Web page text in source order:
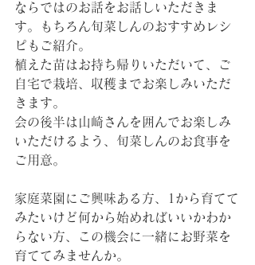
ならではのお話をお話しいただきま
す。もちろん旬菜しんのおすすめレシ
ピもご紹介。
植えた苗はお持ち帰りいただいて、ご
自宅で栽培、収穫までお楽しみいただ
きます。
会の後半は山崎さんを囲んでお楽しみ
いただけるよう、旬菜しんのお食事を
ご用意。
家庭菜園にご興味ある方、1から育てて
みたいけど何から始めればいいかわか
らない方、この機会に一緒にお野菜を
育ててみませんか。